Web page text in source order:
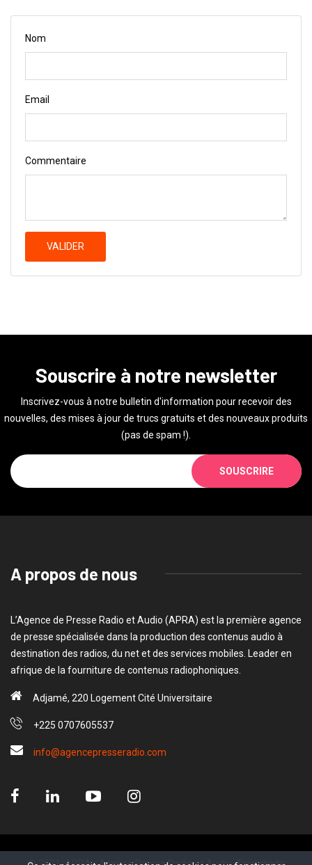
Nom
Email
Commentaire
VALIDER
Souscrire à notre newsletter
Inscrivez-vous à notre bulletin d'information pour recevoir des
nouvelles, des mises à jour de trucs gratuits et des nouveaux produits
(pas de spam !).
SOUSCRIRE
A propos de nous
L’Agence de Presse Radio et Audio (APRA) est la première agence
de presse spécialisée dans la production des contenus audio à
destination des radios, du net et des services mobiles. Leader en
afrique de la fourniture de contenus radiophoniques.
Adjamé, 220 Logement Cité Universitaire
+225 0707605537
info@agencepresseradio.com